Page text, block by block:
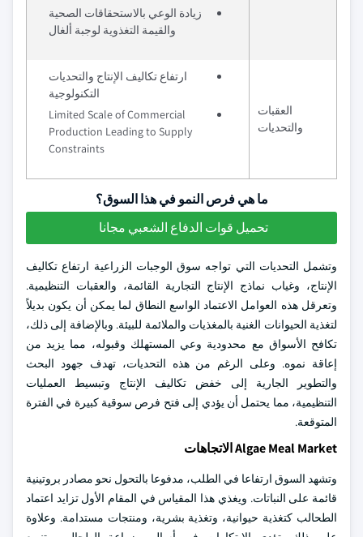
زيادة الوعي بالاستحقاقات الصحية
والقيمة التغذوية لوجبة ألغال
العقبات
والتحديات
ارتفاع تكاليف الإنتاج والتحديات
التكنولوجية
Limited Scale of Commercial
Production Leading to Supply
Constraints
ما هي فرص النمو في هذا السوق؟
تحميل قوات الدفاع الشعبي مجانا
وتشمل التحديات التي تواجه سوق الوجبات الزراعية ارتفاع تكاليف
الإنتاج، وغياب نماذج الإنتاج التجارية القائمة، والعقبات التنظيمية.
وتعرقل هذه العوامل الاعتماد الواسع النطاق لما يمكن أن يكون بديلاً
لتغذية الحيوانات الغنية بالمغذيات والملائمة للبيئة. وبالإضافة إلى ذلك،
تكافح الأسواق مع محدودية وعي المستهلك وقبوله، مما يزيد من
إعاقة نموه. وعلى الرغم من هذه التحديات، تهدف جهود البحث
والتطوير الجارية إلى خفض تكاليف الإنتاج وتبسيط العمليات
التنظيمية، مما يحتمل أن يؤدي إلى فتح فرص سوقية كبيرة في الفترة
المتوقعة.
Algae Meal Market الاتجاهات
وتشهد السوق ارتفاعا في الطلب، مدفوعا بالتحول نحو مصادر بروتينية
قائمة على النباتات. ويغذي هذا المقياس في المقام الأول تزايد اعتماد
الطحالب كتغذية حيوانية، وتغذية بشرية، ومنتجات مستدامة. وعلاوة